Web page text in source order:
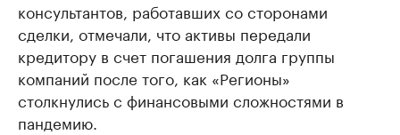
консультантов, работавших со сторонами
сделки, отмечали, что активы передали
кредитору в счет погашения долга группы
компаний после того, как «Регионы»
столкнулись с финансовыми сложностями в
пандемию.